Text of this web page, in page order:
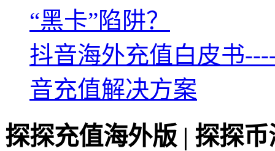
“黑卡”陷阱？
抖音海外充值白皮书
音充值解决方案
探探充值海外版 | 探探